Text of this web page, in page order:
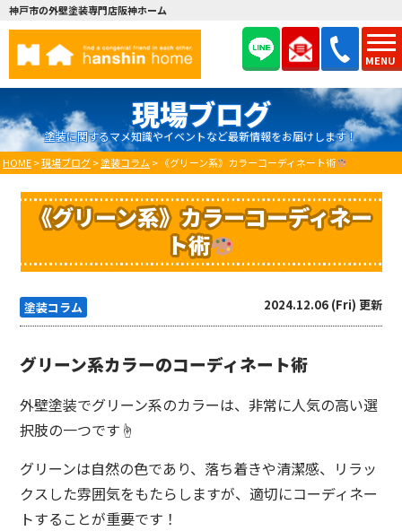
MENU
神戸市の外壁塗装専門店阪神ホーム
現場ブログ
塗装に関するマメ知識やイベントなど最新情報をお届けします！
HOME>現場ブログ>塗装コラム > 《グリーン系》カラーコーディネート術
《グリーン系》カラーコーディネー
ト術
塗装コラム 2024.12.06 (Fri) 更新
グリーン系カラーのコーディネート術
外壁塗装でグリーン系のカラーは、非常に人気の高い選
択肢の一つです☝️
グリーンは自然の色であり、落ち着きや清潔感、リラッ
クスした雰囲気をもたらしますが、適切にコーディネー
トすることが重要です！